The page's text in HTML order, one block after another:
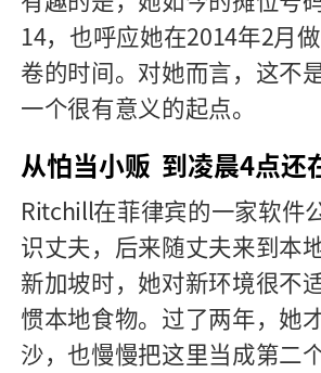
14，也呼应她在2014年2月
卷的时间。对她而言，这不
一个很有意义的起点。
从怕当小贩 到凌晨4点还
Ritchill在菲律宾的一家软件
识丈夫，后来随丈夫来到本
新加坡时，她对新环境很不
惯本地食物。过了两年，她
沙，也慢慢把这里当成第二个